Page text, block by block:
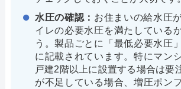
水圧の確認： お住まいの給水圧
イレの必要水圧を満たしている
う。製品ごとに「最低必要水圧
に記載されています。特にマン
戸建2階以上に設置する場合は要
が不足している場合、増圧ポン